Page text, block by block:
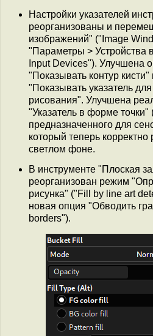
Настройки указателей
реорганизованы и
изображений" ("Image
"Параметры > Устройства
Input Devices"). Улучшена
"Показывать контур
"Показывать указатель
рисования". Улучшена
"Указатель в форме
предназначенного для
который теперь
светлом фоне.
В инструменте "Плоская
реорганизован режим
рисунка" ("Fill by line art
новая опция "Обводить
borders").